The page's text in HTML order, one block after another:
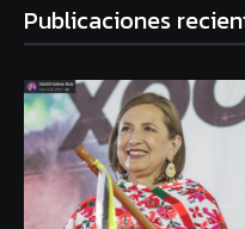
Publicaciones